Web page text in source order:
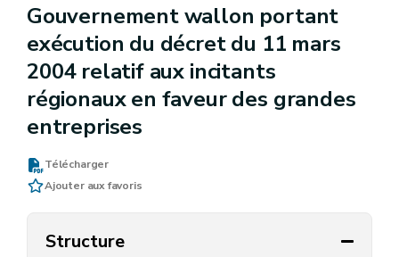
Gouvernement wallon portant
exécution du décret du 11 mars
2004 relatif aux incitants
régionaux en faveur des grandes
entreprises
Télécharger
Ajouter aux favoris
Structure